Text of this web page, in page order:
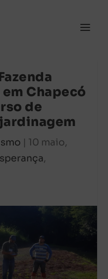
Chapecó
de
| 10 maio,
,